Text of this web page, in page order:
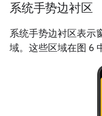
系统手势边衬区
系统手势边衬区表示
域。这些区域在图 6